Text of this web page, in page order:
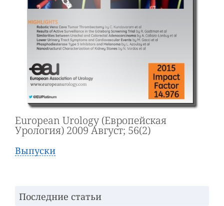
European Urology (Европейская
Урология) 2009 Август; 56(2)
Выпуски
Последние статьи